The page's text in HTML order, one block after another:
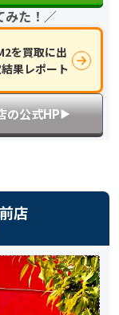
の公式HP▶︎
みた！／
を買取に出
果レポート
店